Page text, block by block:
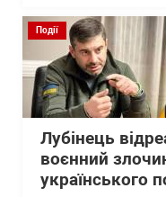
Події
Лубінець
воєнний
українського